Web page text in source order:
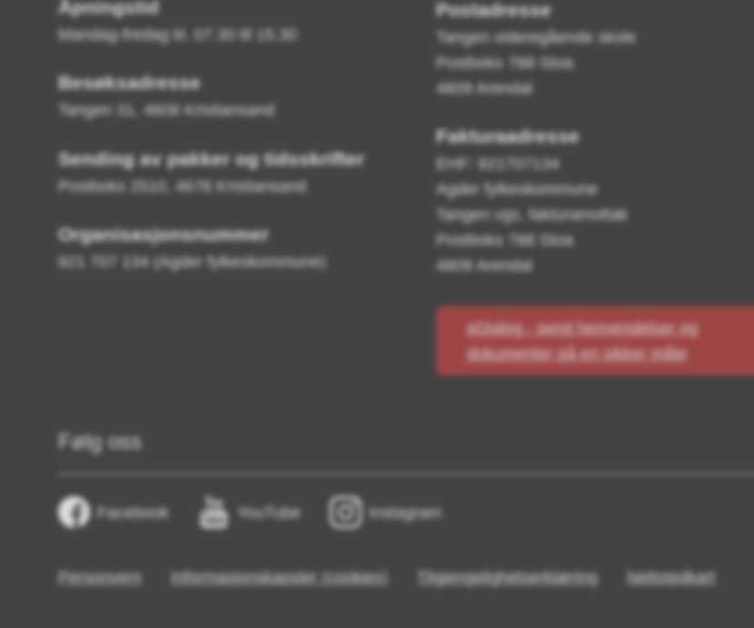
Åpningstid
Mandag-fredag kl. 07.30 til 15.30
Besøksadresse
Tangen 31, 4608 Kristiansand
Sending av pakker og tidsskrifter
Postboks 2510, 4678 Kristiansand
Organisasjonsnummer
921 707 134 (Agder fylkeskommune)
Postadresse
Tangen videregående skole
Postboks 788 Stoa
4809 Arendal
Fakturaadresse
EHF: 921707134
Agder fylkeskommune
Tangen vgs, fakturamottak
Postboks 788 Stoa
4809 Arendal
eDialog - send henvendelser og
dokumenter på en sikker måte
Følg oss
Facebook YouTube Instagram
Personvern Informasjonskapsler (cookies) Tilgjengelighetserklæring Nettstedkart